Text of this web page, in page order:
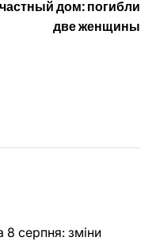
частный дом: погибли
две женщины
8 серпня: зміни